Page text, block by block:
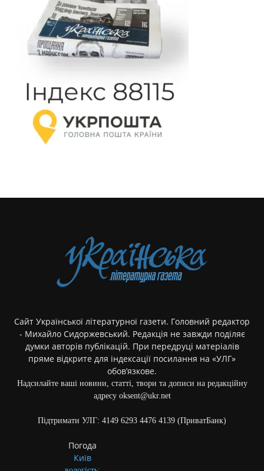
Сайт Української літературної газети. Головний редактор
- Михайло Сидоржевський. Редакція не завжди поділяє
думки авторів публікацій. При передруці матеріалів
пряме відкрите для індексації посилання на «УЛГ»
обов’язкове.
Надсилайте ваші новини, статті, твори та дописи на редакційну
адресу oksent@ukr.net
Підтримати УЛГ: 4149 6293 4476 4139 (ПриватБанк)
Погода
Київ